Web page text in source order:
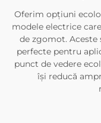
Oferim opțiuni
modele electrice
de zgomot.
perfecte pentru
punct de vedere
își reducă